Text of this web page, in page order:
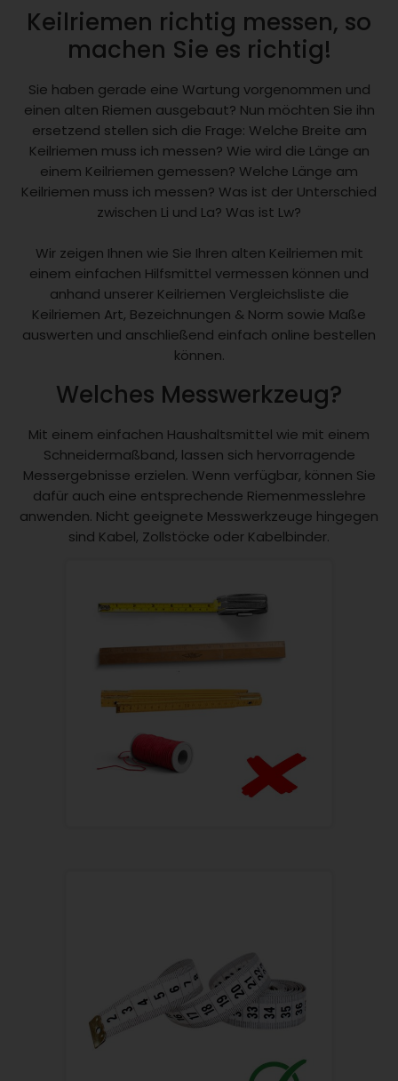
Keilriemen richtig messen, so
machen Sie es richtig!
Sie haben gerade eine Wartung vorgenommen und
einen alten Riemen ausgebaut? Nun möchten Sie ihn
ersetzend stellen sich die Frage: Welche Breite am
Keilriemen muss ich messen? Wie wird die Länge an
einem Keilriemen gemessen? Welche Länge am
Keilriemen muss ich messen? Was ist der Unterschied
zwischen Li und La? Was ist Lw?
Wir zeigen Ihnen wie Sie Ihren alten Keilriemen mit
einem einfachen Hilfsmittel vermessen können und
anhand unserer Keilriemen Vergleichsliste die
Keilriemen Art, Bezeichnungen & Norm sowie Maße
auswerten und anschließend einfach online bestellen
können.
Welches Messwerkzeug?
Mit einem einfachen Haushaltsmittel wie mit einem
Schneidermaßband, lassen sich hervorragende
Messergebnisse erzielen. Wenn verfügbar, können Sie
dafür auch eine entsprechende Riemenmesslehre
anwenden. Nicht geeignete Messwerkzeuge hingegen
sind Kabel, Zollstöcke oder Kabelbinder.